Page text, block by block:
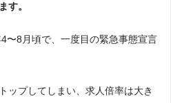
す。
〜8月頃で、一度目の緊急事態宣言
ップしてしまい、求人倍率は大き